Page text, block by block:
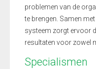
problemen van de
te brengen. Samen
systeem zorgt ervoor
resultaten voor zowel
Specialismen